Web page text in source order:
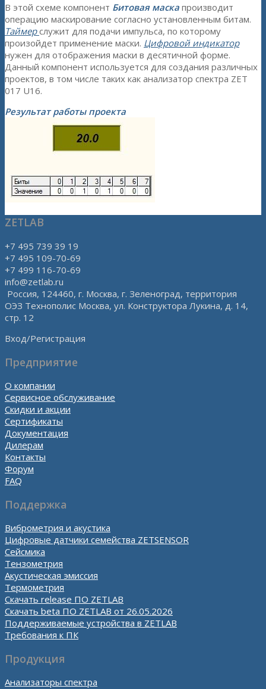
В этой схеме компонент Битовая маска производит
операцию маскирование согласно установленным битам.
Таймер служит для подачи импульса, по которому
произойдет применение маски. Цифровой индикатор
нужен для отображения маски в десятичной форме.
Данный компонент используется для создания различных
проектов, в том числе таких как анализатор спектра ZET
017 U16.
Результат работы проекта
ZETLAB
+7 495 739 39 19
+7 495 109-70-69
+7 499 116-70-69
info@zetlab.ru
Россия, 124460, г. Москва, г. Зеленоград, территория
ОЭЗ Технополис Москва, ул. Конструктора Лукина, д. 14,
стр. 12
Вход/Регистрация
Предприятие
О компании
Сервисное обслуживание
Скидки и акции
Сертификаты
Документация
Дилерам
Контакты
Форум
FAQ
Поддержка
Виброметрия и акустика
Цифровые датчики семейства ZETSENSOR
Сейсмика
Тензометрия
Акустическая эмиссия
Термометрия
Скачать release ПО ZETLAB
Скачать beta ПО ZETLAB от 26.05.2026
Поддерживаемые устройства в ZETLAB
Требования к ПК
Продукция
Анализаторы спектра